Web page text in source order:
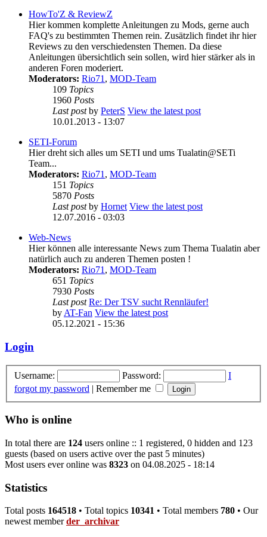
HowTo'Z & ReviewZ
Hier kommen komplette Anleitungen zu Mods, gerne auch
FAQ's zu bestimmten Themen rein. Zusätzlich findet ihr hier
Reviews zu den verschiedensten Themen. Da diese
Anleitungen übersichtlich sein sollen, wird hier stärker als in
anderen Foren moderiert.
Moderators: Rio71, MOD-Team
109 Topics
1960 Posts
Last postby PeterS View the latest post
10.01.2013 - 13:07
SETI-Forum
Hier dreht sich alles um SETI und ums Tualatin@SETi
Team...
Moderators: Rio71, MOD-Team
151 Topics
5870 Posts
Last postby Hornet View the latest post
12.07.2016 - 03:03
Web-News
Hier können alle interessante News zum Thema Tualatin aber
natürlich auch zu anderen Themen posten !
Moderators: Rio71, MOD-Team
651 Topics
7930 Posts
Last post Re: Der TSV sucht Rennläufer!
byAT-Fan View the latest post
05.12.2021 - 15:36
Login
Username: Password:
I
forgot my password | Remember me
Who is online
In total there are 124 users online :: 1 registered, 0 hidden and 123
guests (based on users active over the past 5 minutes)
Most users ever online was 8323 on 04.08.2025 - 18:14
Statistics
Total posts 164518 • Total topics 10341 • Total members 780 • Our
newest memberder_archivar